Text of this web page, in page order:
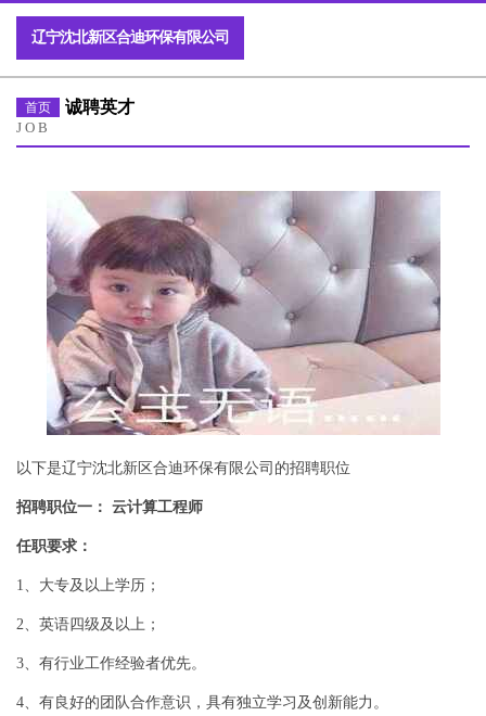
辽宁沈北新区合迪环保有限公司
首页 诚聘英才
JOB
以下是辽宁沈北新区合迪环保有限公司的招聘职位
招聘职位一： 云计算工程师
任职要求：
1、大专及以上学历；
2、英语四级及以上；
3、有行业工作经验者优先。
4、有良好的团队合作意识，具有独立学习及创新能力。